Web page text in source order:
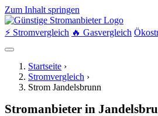
Zum Inhalt springen
⚡ Stromvergleich 🔥 Gasvergleich
Startseite ›
Stromvergleich ›
Strom Jandelsbrunn
Stromanbieter in